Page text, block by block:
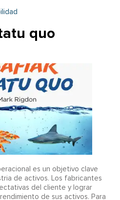
quo
es un objetivo clave
de activos. Los fabricantes
del cliente y lograr
de sus activos. Para